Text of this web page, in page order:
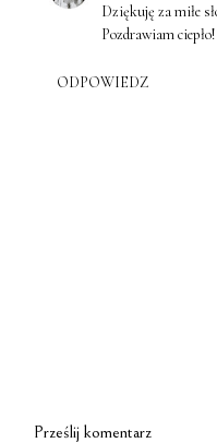
Dziękuję za miłe
Pozdrawiam ciepło!
ODPOWIEDZ
Prześlij komentarz